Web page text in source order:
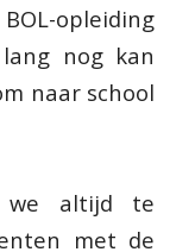
opleiding
nog kan
naar school
we altijd te
met de